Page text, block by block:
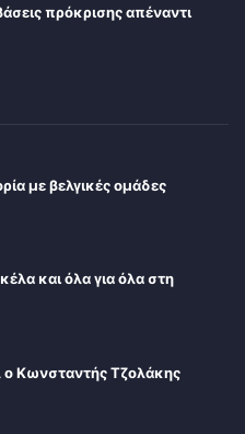
πρόκρισης απέναντι
με βελγικές ομάδες
και όλα για όλα στη
ο Κωνσταντής Τζολάκης